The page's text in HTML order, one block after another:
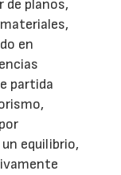
de planos,
en
partida
equilibrio,